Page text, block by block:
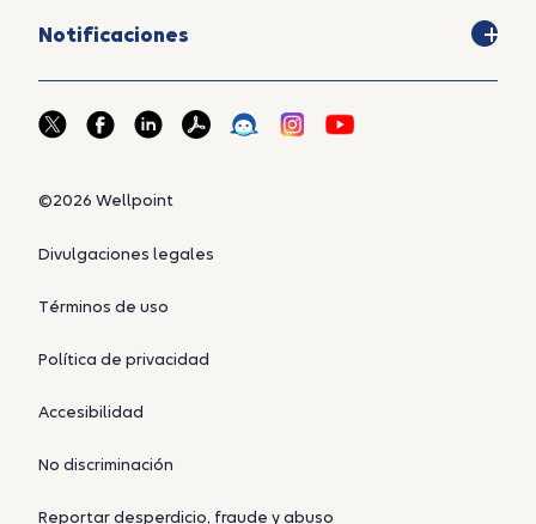
Notificaciones
©2026 Wellpoint
Divulgaciones legales
Términos de uso
Política de privacidad
Accesibilidad
No discriminación
Reportar desperdicio, fraude y abuso